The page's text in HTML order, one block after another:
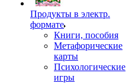
Продукты в электр.
формате
Книги, пособия
Метафорические
карты
Психологические
игры